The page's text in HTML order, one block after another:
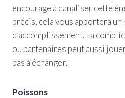
encourage à canaliser cette
précis, cela vous apportera
d’accomplissement. La
ou partenaires peut aussi
pas à échanger.
Poissons